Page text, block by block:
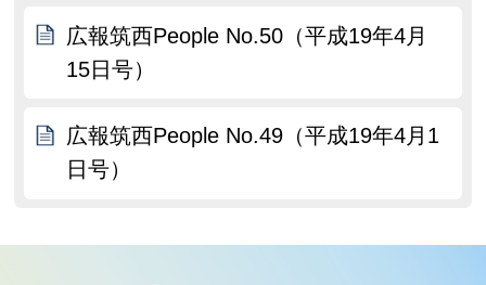
広報筑西People No.50（平成19年4月
15日号）
広報筑西People No.49（平成19年4月1
日号）